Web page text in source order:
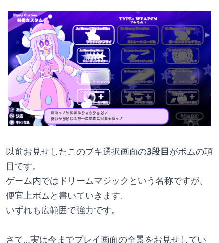
以前お見せしたこのブキ選択画面の3段目がボムの項
目です。
ゲーム内ではドリームマジックという名称ですが、
便宜上ボムと書いていきます。
いずれも広範囲で強力です。
さて…実は今までプレイ画面の全景をお見せしてい